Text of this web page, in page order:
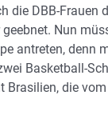
die DBB-Frauen
Nun
antreten, denn
Basketball-
Brasilien, die